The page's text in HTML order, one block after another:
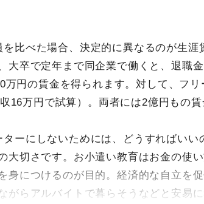
比べた場合、決定的に異なるのが生涯
大卒で定年まで同企業で働くと、退職
万円の賃金を得られます。対して、フ
16万円で試算）。両者には2億円もの賃
ーにしないためには、どうすればいい
大切さです。お小遣い教育はお金の使
身につけるのが目的。経済的な自立を
がらアルバイトで暮らそうなどと安易に